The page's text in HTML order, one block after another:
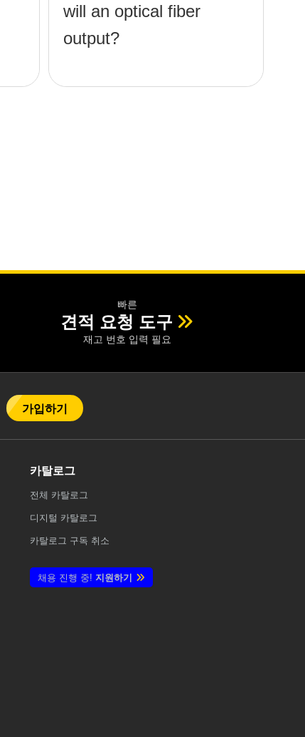
will an optical fiber
output?
빠른
견적 요청 도구
재고 번호 입력 필요
가입하기
카탈로그
전체 카탈로그
디지털 카탈로그
카탈로그 구독 취소
채용 진행 중! 지원하기